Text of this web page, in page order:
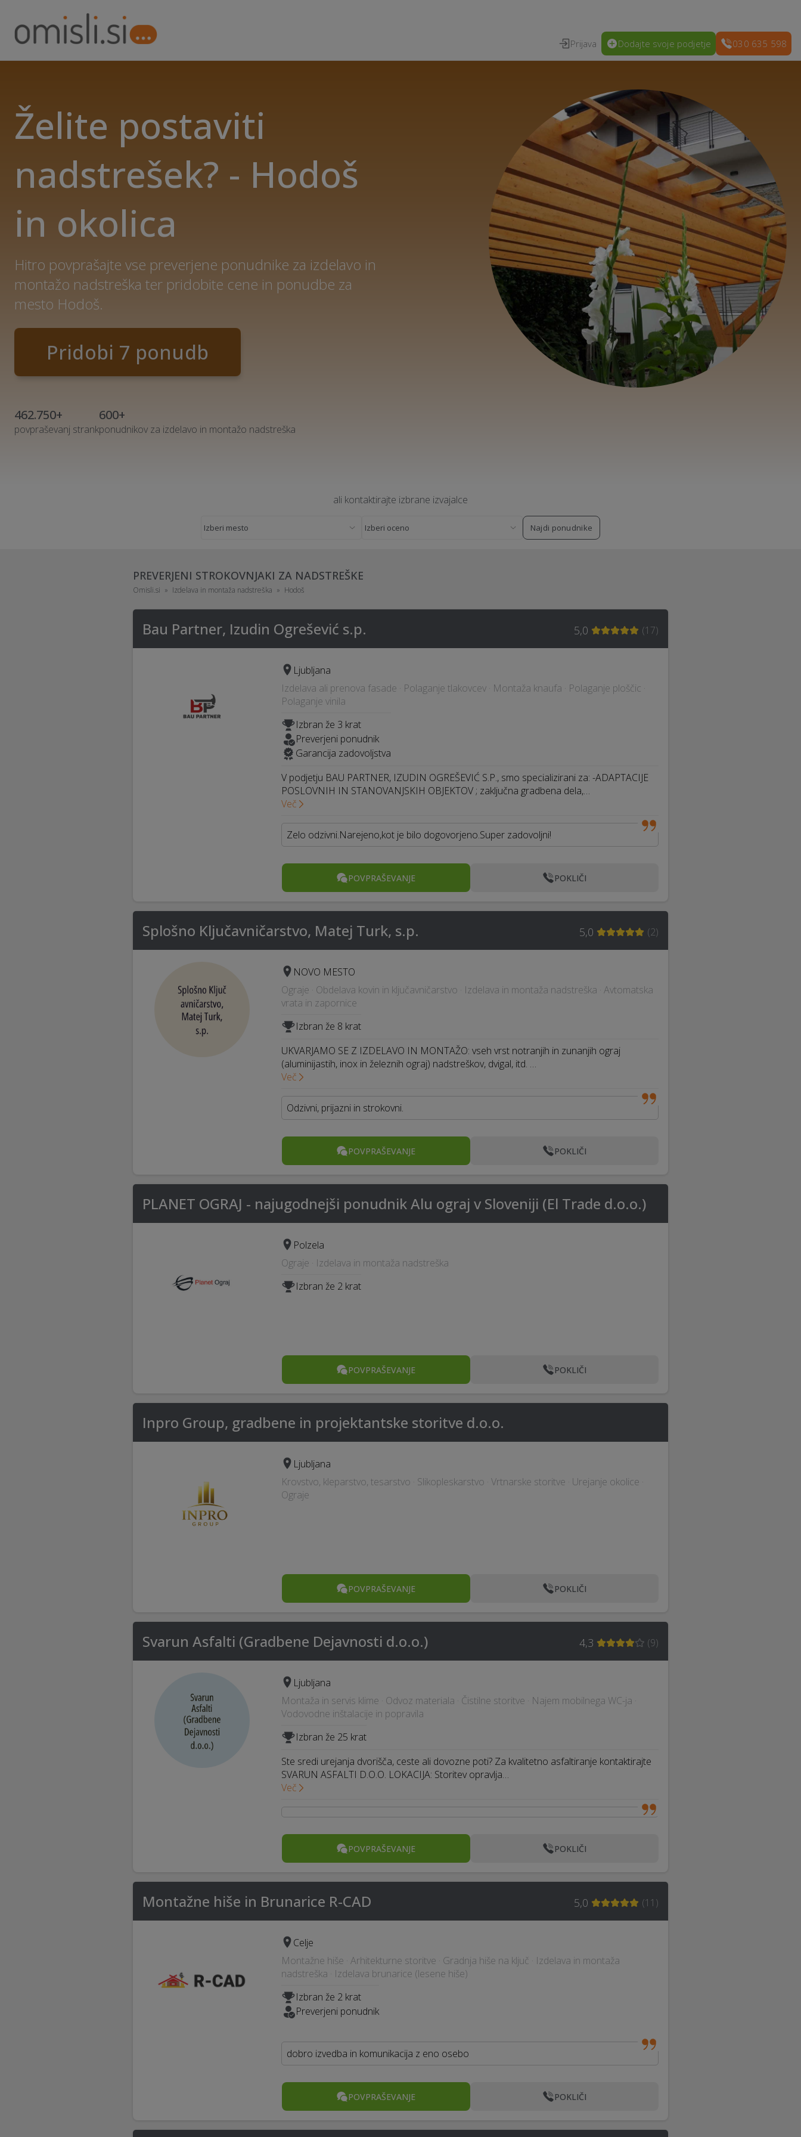
Prijava Dodajte svoje podjetje 030 635 598
Želite postaviti
nadstrešek? - Hodoš
in okolica
Hitro povprašajte vse preverjene ponudnike za izdelavo in
montažo nadstreška ter pridobite cene in ponudbe za
mesto Hodoš.
Pridobi 7 ponudb
462.750+
povpraševanj strank
600+
ponudnikov za izdelavo in montažo nadstreška
ali kontaktirajte izbrane izvajalce
Najdi ponudnike
PREVERJENI STROKOVNJAKI ZA NADSTREŠKE
Omisli.si Izdelava in montaža nadstreška Hodoš
Bau Partner, Izudin Ogrešević s.p. 5,0 (17)
Ljubljana
Izdelava ali prenova fasade · Polaganje tlakovcev · Montaža knaufa · Polaganje ploščic ·
Polaganje vinila
Izbran že 3 krat
Preverjeni ponudnik
Garancija zadovoljstva
V podjetju BAU PARTNER, IZUDIN OGREŠEVIĆ S.P., smo specializirani za: -ADAPTACIJE
POSLOVNIH IN STANOVANJSKIH OBJEKTOV ; zaključna gradbena dela,…
Več
Zelo odzivni.Narejeno,kot je bilo dogovorjeno.Super zadovoljni!
POVPRAŠEVANJE POKLIČI
Splošno Ključavničarstvo, Matej Turk, s.p. 5,0 (2)
NOVO MESTO
Ograje · Obdelava kovin in ključavničarstvo · Izdelava in montaža nadstreška · Avtomatska
vrata in zapornice
Izbran že 8 krat
UKVARJAMO SE Z IZDELAVO IN MONTAŽO: vseh vrst notranjih in zunanjih ograj
(aluminijastih, inox in železnih ograj) nadstreškov, dvigal, itd. …
Več
Odzivni, prijazni in strokovni.
POVPRAŠEVANJE POKLIČI
PLANET OGRAJ - najugodnejši ponudnik Alu ograj v Sloveniji (El Trade d.o.o.)
Polzela
Ograje · Izdelava in montaža nadstreška
Izbran že 2 krat
POVPRAŠEVANJE POKLIČI
Inpro Group, gradbene in projektantske storitve d.o.o.
Ljubljana
Krovstvo, kleparstvo, tesarstvo · Slikopleskarstvo · Vrtnarske storitve · Urejanje okolice ·
Ograje
POVPRAŠEVANJE POKLIČI
Svarun Asfalti (Gradbene Dejavnosti d.o.o.) 4,3 (9)
Ljubljana
Montaža in servis klime · Odvoz materiala · Čistilne storitve · Najem mobilnega WC-ja ·
Vodovodne inštalacije in popravila
Izbran že 25 krat
Ste sredi urejanja dvorišča, ceste ali dovozne poti? Za kvalitetno asfaltiranje kontaktirajte
SVARUN ASFALTI D.O.O. LOKACIJA: Storitev opravlja…
Več
POVPRAŠEVANJE POKLIČI
Montažne hiše in Brunarice R-CAD 5,0 (11 )
Celje
Montažne hiše · Arhitekturne storitve · Gradnja hiše na ključ · Izdelava in montaža
nadstreška · Izdelava brunarice (lesene hiše)
Izbran že 2 krat
Preverjeni ponudnik
dobro izvedba in komunikacija z eno osebo
POVPRAŠEVANJE POKLIČI